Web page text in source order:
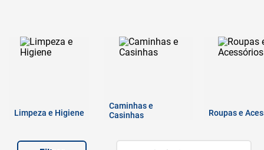
Limpeza e Higiene
Caminhas e
Casinhas
Roupas e
7º
quatree
10º